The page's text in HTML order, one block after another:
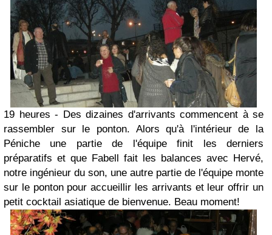
19 heures - Des dizaines d'arrivants commencent à se
rassembler sur le ponton. Alors qu'à l'intérieur de la
Péniche une partie de l'équipe finit les derniers
préparatifs et que Fabell fait les balances avec Hervé,
notre ingénieur du son, une autre partie de l'équipe monte
sur le ponton pour accueillir les arrivants et leur offrir un
petit cocktail asiatique de bienvenue. Beau moment!